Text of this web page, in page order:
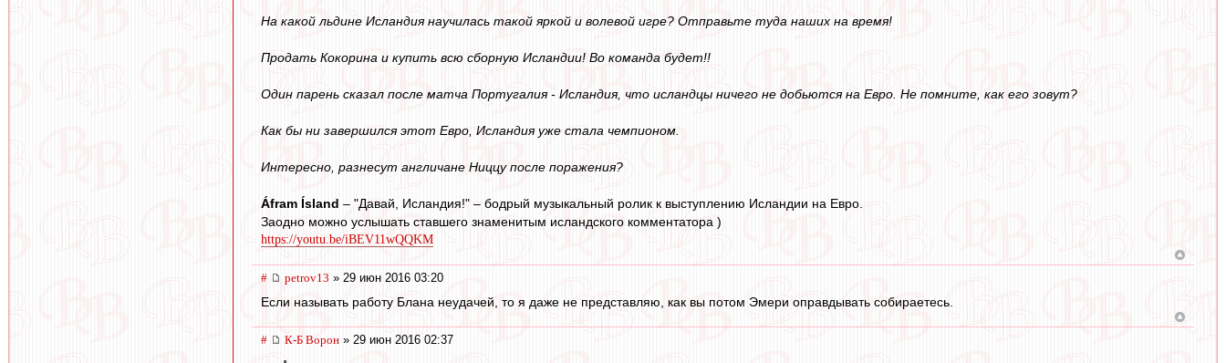
На какой льдине Исландия научилась такой яркой и волевой игре? Отправьте туда наших на время!
Продать Кокорина и купить всю сборную Исландии! Во команда будет!!
Один парень сказал после матча Португалия - Исландия, что исландцы ничего не добьются на Евро. Не помните, как его зовут?
Как бы ни завершился этот Евро, Исландия уже стала чемпионом.
Интересно, разнесут англичане Ниццу после поражения?
Áfram Ísland – "Давай, Исландия!" – бодрый музыкальный ролик к выступлению Исландии на Евро.
Заодно можно услышать ставшего знаменитым исландского комментатора )
https://youtu.be/iBEV11wQQKM
# petrov13 » 29 июн 2016 03:20
Если называть работу Блана неудачей, то я даже не представляю, как вы потом Эмери оправдывать собираетесь.
# К-Б Ворон » 29 июн 2016 02:37